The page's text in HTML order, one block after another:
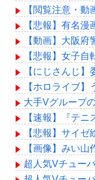
【閲覧注意・
【悲報】有名
【動画】大阪
【悲報】女子
【にじさんじ
【ホロライブ】
大手Vグループ
【速報】『テ
【悲報】サイ
【画像】みい
超人気Vチュー